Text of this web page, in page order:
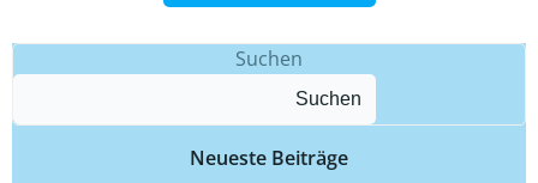
Suchen
Suchen
Neueste Beiträge